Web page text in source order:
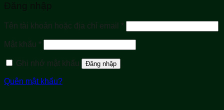
Đăng nhập
Tên tài khoản hoặc địa chỉ email *
buộc
Mật khẩu *
buộc
Ghi nhớ mật khẩu
Đăng nhập
Quên mật khẩu?